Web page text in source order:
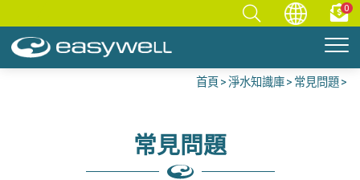
0
首頁 淨水知識庫 常見問題
常見問題